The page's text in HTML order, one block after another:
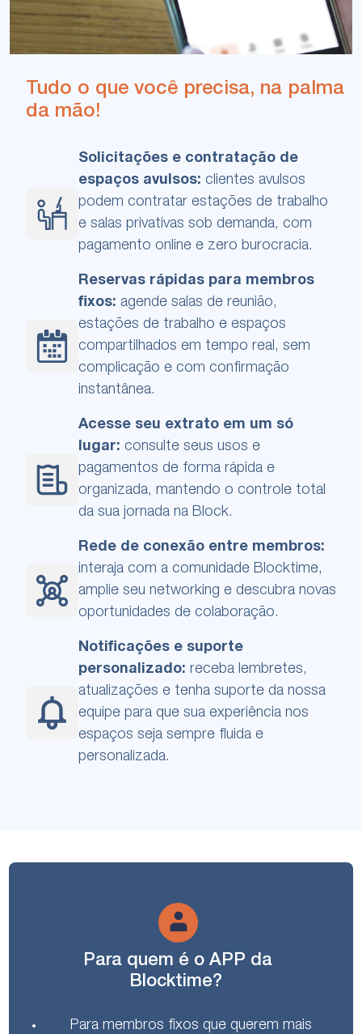
Tudo o que você precisa, na palma
da mão!
Solicitações e contratação de
espaços avulsos: clientes avulsos
podem contratar estações de trabalho
e salas privativas sob demanda, com
pagamento online e zero burocracia.
Reservas rápidas para membros
fixos: agende salas de reunião,
estações de trabalho e espaços
compartilhados em tempo real, sem
complicação e com confirmação
instantânea.
Acesse seu extrato em um só
lugar: consulte seus usos e
pagamentos de forma rápida e
organizada, mantendo o controle total
da sua jornada na Block.
Rede de conexão entre membros:
interaja com a comunidade Blocktime,
amplie seu networking e descubra novas
oportunidades de colaboração.
Notificações e suporte
personalizado: receba lembretes,
atualizações e tenha suporte da nossa
equipe para que sua experiência nos
espaços seja sempre fluida e
personalizada.
Para quem é o APP da
Blocktime?
Para membros fixos que querem mais